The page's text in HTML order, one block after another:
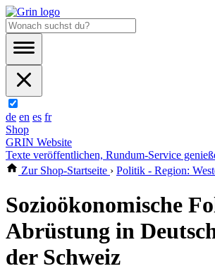
de en es fr
Shop
GRIN Website
Texte veröffentlichen, Rundum-Service
Zur Shop-Startseite › Politik - Region:
Sozioökonomische
Abrüstung in
der Schweiz